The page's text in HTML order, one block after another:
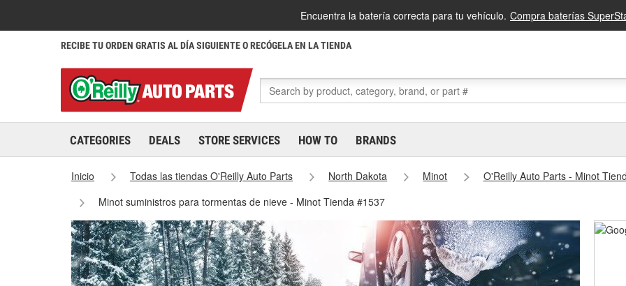
Encuentra la batería correcta para tu vehículo. Compra baterías
RECIBE TU ORDEN GRATIS AL DÍA SIGUIENTE O RECÓGELA EN LA TIENDA
CATEGORIES DEALS STORE SERVICES HOW TO BRANDS
Inicio Todas las tiendas O'Reilly Auto Parts North Dakota Minot
O'Reilly Auto Parts - Minot
Minot suministros para tormentas de nieve - Minot Tienda #1537